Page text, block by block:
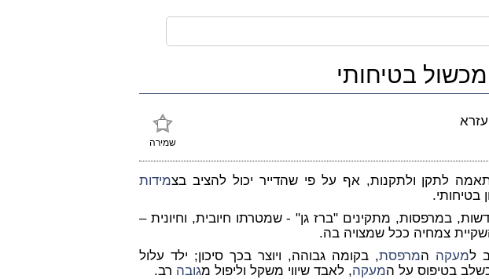
בטיחותי
שמירה
לתקן ולתקנות, אף על פי שהדייר יכול להציב בצמידות
בטיחותי.
במרפסות, מתקינים "ברז גן" - שמטרתו חיובית, וחיונית –
צמחיה ככל שמצויה בה.
למעקה המרפסת, בקומה גבוהה, ויוצר בכך סיכון; ילד עלול
בטיפוס על המעקה, לאבד שיווי משקל וליפול מגובה רב.